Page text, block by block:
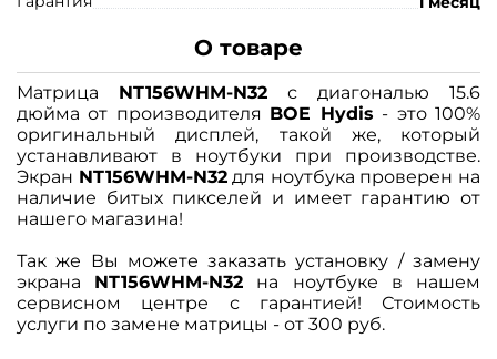
О товаре
Матрица NT156WHM-N32 с диагональю 15.6
дюйма от производителя BOE Hydis - это 100%
оригинальный дисплей, такой же, который
устанавливают в ноутбуки при производстве.
Экран NT156WHM-N32для ноутбука проверен на
наличие битых пикселей и имеет гарантию от
нашего магазина!
Так же Вы можете заказать установку / замену
экрана NT156WHM-N32 на ноутбуке в нашем
сервисном центре с гарантией! Стоимость
услуги по замене матрицы - от 300 руб.